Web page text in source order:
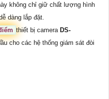
không chỉ giữ chất lượng hình
dàng lắp đặt.
thiết bị camera DS-
cho các hệ thống giám sát đòi